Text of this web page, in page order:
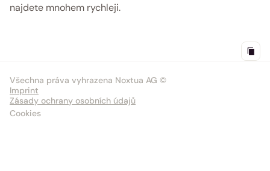
najdete mnohem rychleji.
Všechna práva vyhrazena Noxtua AG ©
Imprint
Zásady ochrany osobních údajů
Cookies